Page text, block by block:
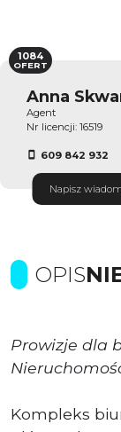
Anna
Agent
Nr licencji: 16519
609 842 932
Napisz
1084
OFERT
OPIS
Prowizje dla
Kompleks